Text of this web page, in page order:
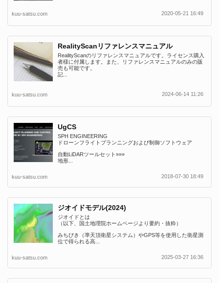
kuu-satsu.com 2020-05-21 16:49
RealityScanリファレンスマニュアル
RealityScanのリファレンスマニュアルです。ライセンス購入
者様に付属します。また、リファレンスマニュアルのみの販
売も可能です。
記...
kuu-satsu.com 2024-06-14 11:26
UgCS
SPH ENGINEERING
ドローンフライトプランニングおよび制御ソフトウェア
自動LiDARツールセット»»»
地形...
kuu-satsu.com 2018-07-30 18:49
ジオイドモデル(2024)
ジオイドとは
（以下、国土地理院ホームページより要約・抜粋）
みちびき（準天頂衛星システム）やGPS等を使用した衛星測
位で得られる高...
kuu-satsu.com 2025-03-27 16:36